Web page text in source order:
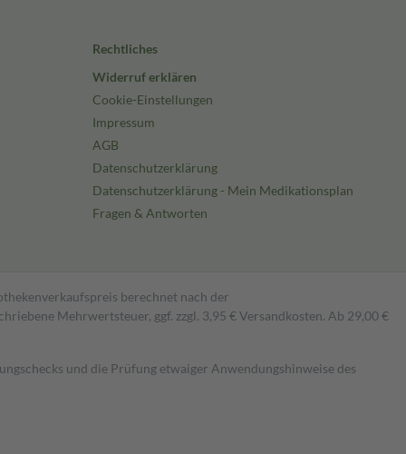
Rechtliches
Widerruf erklären
Cookie-Einstellungen
Impressum
AGB
Datenschutzerklärung
Datenschutzerklärung - Mein Medikationsplan
Fragen & Antworten
berechnet nach der
Mehrwertsteuer, ggf. zzgl. 3,95 € Versandkosten. Ab 29,00 €
und die Prüfung etwaiger Anwendungshinweise des